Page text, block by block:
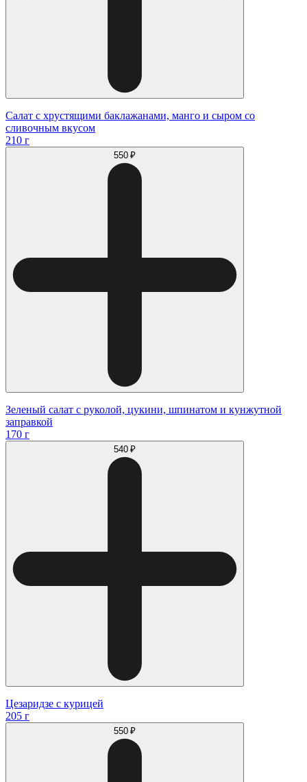
Салат с хрустящими баклажанами, манго и сыром со
сливочным вкусом
210 г
550 ₽
Зеленый салат с руколой, цукини, шпинатом и кунжутной
заправкой
170 г
540 ₽
Цезаридзе с курицей
205 г
550 ₽